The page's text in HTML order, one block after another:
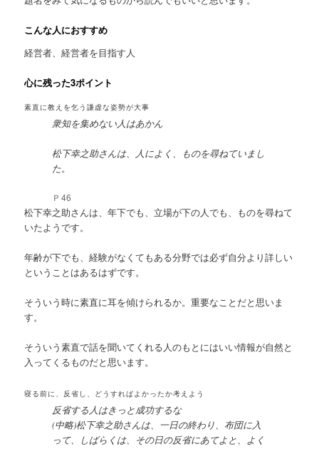
こんな人におすすめ
経営者、経営者を目指す人
心に残った3ポイント
素直に教えを乞う謙虚な姿勢が大事
衆知を集めない人はあかん
松下幸之助さんは、人によく、ものを尋ねていまし
た。
Ｐ46
松下幸之助さんは、年下でも、立場が下の人でも、ものを尋ねて
いたようです。
年齢が下でも、経験がなくてもある分野では必ず自分より詳しい
ということはあるはずです。
そういう時に素直に耳を傾けられるか。重要なことだと思いま
す。
そういう素直で話を聞いてくれる人のもとにはいい情報が自然と
入ってくるものだと思います。
寝る前に、反省し、どうすればよかったか考えよう
反省する人はきっと成功するな
(中略)松下幸之助さんは、一日の終わり、布団に入
って、しばらくは、その日の反省にあてよと、よく